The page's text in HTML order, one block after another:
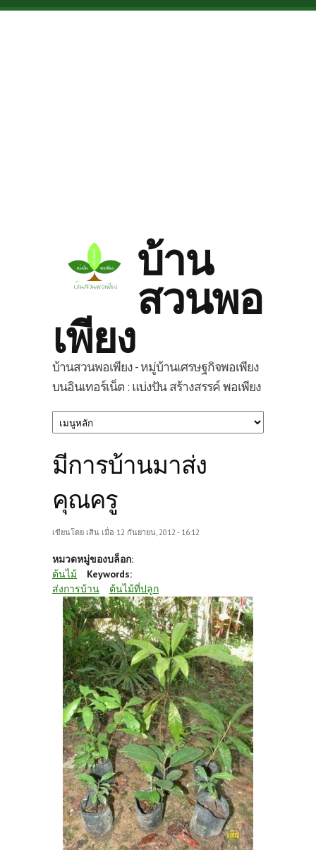
Skip to main content
บ้าน
สวนพอ
เพียง
บ้านสวนพอเพียง - หมู่บ้านเศรษฐกิจพอเพียง
บนอินเทอร์เน็ต : แบ่งปัน สร้างสรรค์ พอเพียง
มีการบ้านมาส่ง
คุณครู
เขียนโดย เสิน เมื่อ 12 กันยายน, 2012 - 16:12
หมวดหมู่ของบล็อก:
ต้นไม้
Keywords:
ส่งการบ้าน
ต้นไม้ที่ปลูก